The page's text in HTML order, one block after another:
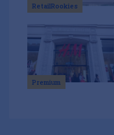
RetailRookies
Premium